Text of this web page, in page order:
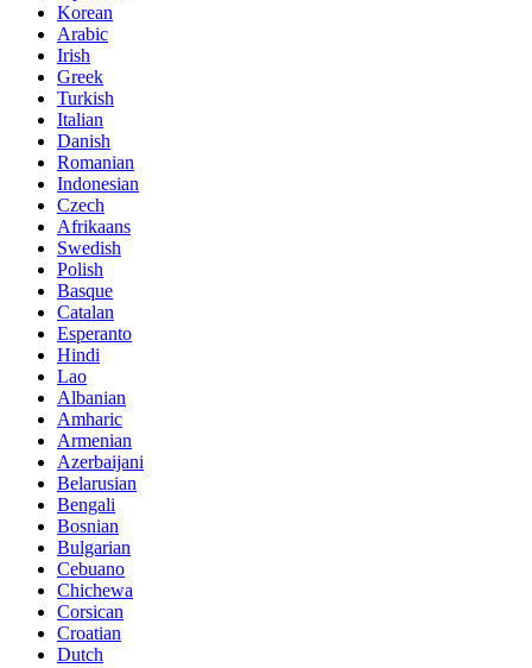
Korean
Arabic
Irish
Greek
Turkish
Italian
Danish
Romanian
Indonesian
Czech
Afrikaans
Swedish
Polish
Basque
Catalan
Esperanto
Hindi
Lao
Albanian
Amharic
Armenian
Azerbaijani
Belarusian
Bengali
Bosnian
Bulgarian
Cebuano
Chichewa
Corsican
Croatian
Dutch